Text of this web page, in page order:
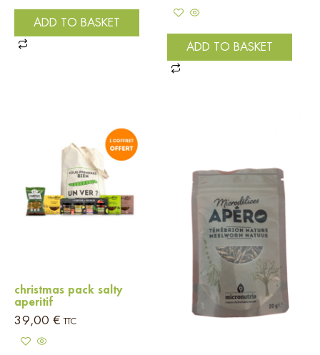
ADD TO BASKET
ADD TO BASKET
christmas pack salty
aperitif
39,00 € TTC